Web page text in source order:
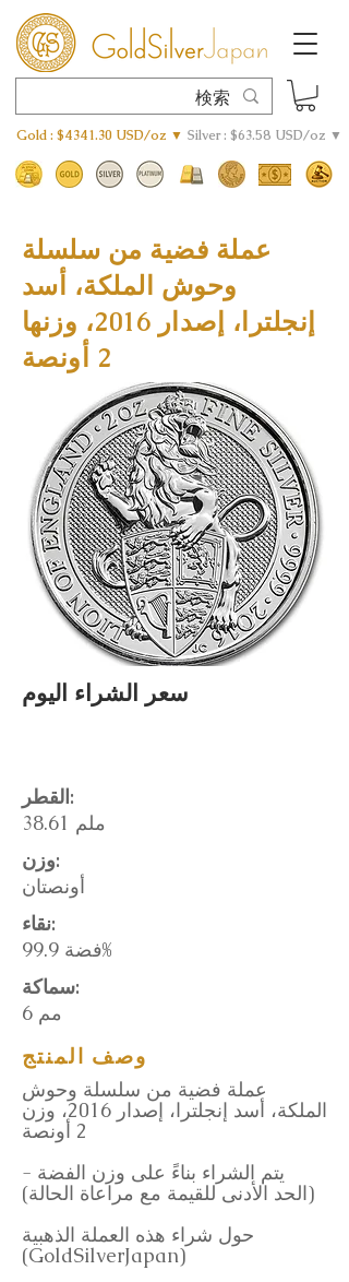
Gold : $4341.30 USD/oz ▼ Silver : $63.58 USD/oz ▼
عملة فضية من سلسلة
وحوش الملكة، أسد
إنجلترا، إصدار 2016، وزنها
2 أونصة
سعر الشراء اليوم
القطر:
38.61 ملم
وزن:
أونصتان
نقاء:
فضة 99.9%
سماكة:
6 مم
وصف المنتج
عملة فضية من سلسلة وحوش
الملكة، أسد إنجلترا، إصدار 2016، وزن
2 أونصة
- يتم الشراء بناءً على وزن الفضة
(الحد الأدنى للقيمة مع مراعاة الحالة)
حول شراء هذه العملة الذهبية
(GoldSilverJapan)